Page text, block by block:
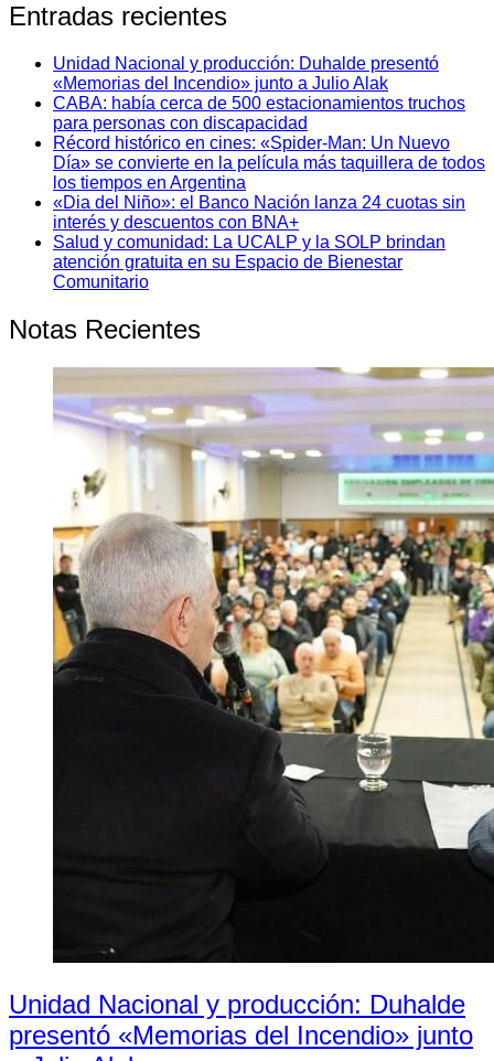
Entradas recientes
Unidad Nacional y producción: Duhalde presentó
«Memorias del Incendio» junto a Julio Alak
CABA: había cerca de 500 estacionamientos truchos
para personas con discapacidad
Récord histórico en cines: «Spider-Man: Un Nuevo
Día» se convierte en la película más taquillera de todos
los tiempos en Argentina
«Dia del Niño»: el Banco Nación lanza 24 cuotas sin
interés y descuentos con BNA+
Salud y comunidad: La UCALP y la SOLP brindan
atención gratuita en su Espacio de Bienestar
Comunitario
Notas Recientes
Unidad Nacional y producción: Duhalde
presentó «Memorias del Incendio» junto